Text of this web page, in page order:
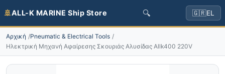
🚢ALL-K MARINE Ship Store 🔍 🇬🇷EL
Αρχική
Pneumatic & Electrical Tools
Ηλεκτρική Μηχανή Αφαίρεσης Σκουριάς Αλυσίδας Allk400 220V